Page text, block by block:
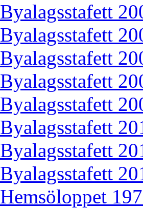
Byalagsstafett
Byalagsstafett
Byalagsstafett
Byalagsstafett
Byalagsstafett
Byalagsstafett
Byalagsstafett
Byalagsstafett
Hemsöloppet